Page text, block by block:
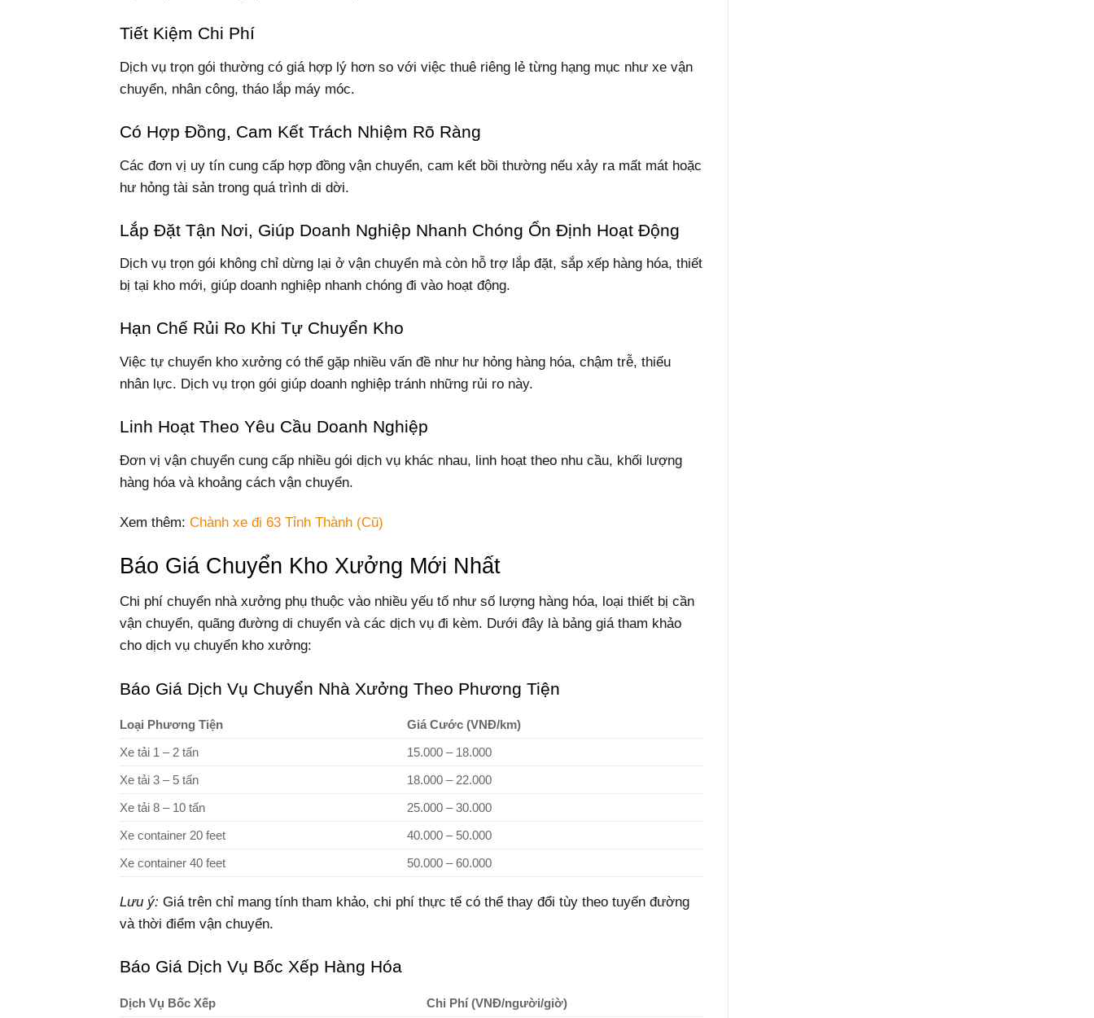
Tiết Kiệm Chi Phí
Dịch vụ trọn gói thường có giá hợp lý hơn so với việc thuê riêng lẻ từng hạng mục như xe vận
chuyển, nhân công, tháo lắp máy móc.
Có Hợp Đồng, Cam Kết Trách Nhiệm Rõ Ràng
Các đơn vị uy tín cung cấp hợp đồng vận chuyển, cam kết bồi thường nếu xảy ra mất mát hoặc
hư hỏng tài sản trong quá trình di dời.
Lắp Đặt Tận Nơi, Giúp Doanh Nghiệp Nhanh Chóng Ổn Định Hoạt Động
Dịch vụ trọn gói không chỉ dừng lại ở vận chuyển mà còn hỗ trợ lắp đặt, sắp xếp hàng hóa, thiết
bị tại kho mới, giúp doanh nghiệp nhanh chóng đi vào hoạt động.
Hạn Chế Rủi Ro Khi Tự Chuyển Kho
Việc tự chuyển kho xưởng có thể gặp nhiều vấn đề như hư hỏng hàng hóa, chậm trễ, thiếu
nhân lực. Dịch vụ trọn gói giúp doanh nghiệp tránh những rủi ro này.
Linh Hoạt Theo Yêu Cầu Doanh Nghiệp
Đơn vị vận chuyển cung cấp nhiều gói dịch vụ khác nhau, linh hoạt theo nhu cầu, khối lượng
hàng hóa và khoảng cách vận chuyển.
Xem thêm: Chành xe đi 63 Tỉnh Thành (Cũ)
Báo Giá Chuyển Kho Xưởng Mới Nhất
Chi phí chuyển nhà xưởng phụ thuộc vào nhiều yếu tố như số lượng hàng hóa, loại thiết bị cần
vận chuyển, quãng đường di chuyển và các dịch vụ đi kèm. Dưới đây là bảng giá tham khảo
cho dịch vụ chuyển kho xưởng:
Báo Giá Dịch Vụ Chuyển Nhà Xưởng Theo Phương Tiện
Loại Phương Tiện
Giá Cước (VNĐ/km)
Xe tải 1 – 2 tấn
15.000 – 18.000
Xe tải 3 – 5 tấn
18.000 – 22.000
Xe tải 8 – 10 tấn
25.000 – 30.000
Xe container 20 feet
40.000 – 50.000
Xe container 40 feet
50.000 – 60.000
Lưu ý: Giá trên chỉ mang tính tham khảo, chi phí thực tế có thể thay đổi tùy theo tuyến đường
và thời điểm vận chuyển.
Báo Giá Dịch Vụ Bốc Xếp Hàng Hóa
Dịch Vụ Bốc Xếp
Chi Phí (VNĐ/người/giờ)